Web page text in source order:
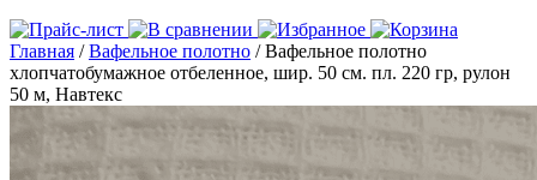
Главная /Вафельное полотно / Вафельное полотно
хлопчатобумажное отбеленное, шир. 50 см. пл. 220 гр, рулон
50 м, Навтекс